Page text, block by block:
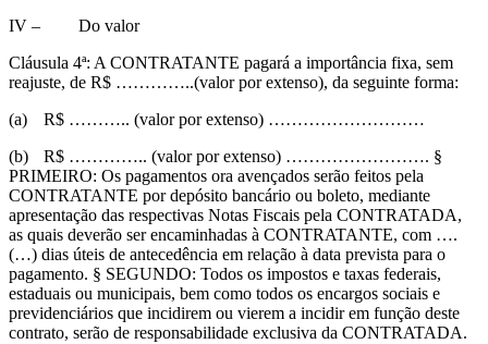
IV –
Do valor
Cláusula 4ª: A CONTRATANTE pagará a importância fixa, sem
reajuste, de R$ …………..(valor por extenso), da seguinte forma:
(a)
R$ ……….. (valor por extenso) ………………………
(b)
R$ ………….. (valor por extenso) ……………………. §
PRIMEIRO: Os pagamentos ora avençados serão feitos pela
CONTRATANTE por depósito bancário ou boleto, mediante
apresentação das respectivas Notas Fiscais pela CONTRATADA,
as quais deverão ser encaminhadas à CONTRATANTE, com ….
(…) dias úteis de antecedência em relação à data prevista para o
pagamento. § SEGUNDO: Todos os impostos e taxas federais,
estaduais ou municipais, bem como todos os encargos sociais e
previdenciários que incidirem ou vierem a incidir em função deste
contrato, serão de responsabilidade exclusiva da CONTRATADA.